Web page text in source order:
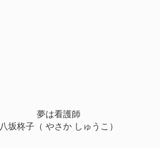
夢は看護師
八坂柊子（ やさか しゅうこ）